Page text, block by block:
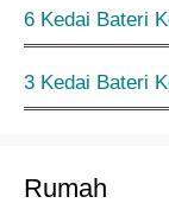
6 Kedai Bateri
3 Kedai Bateri
Rumah